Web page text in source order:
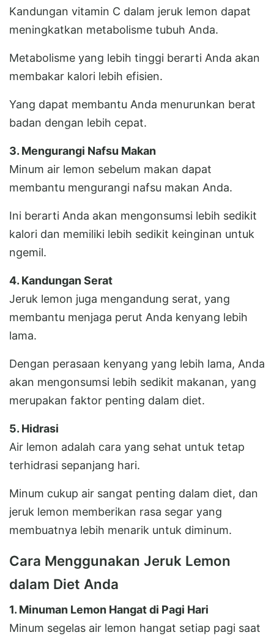
Kandungan vitamin C dalam jeruk lemon dapat
meningkatkan metabolisme tubuh Anda.
Metabolisme yang lebih tinggi berarti Anda akan
membakar kalori lebih efisien.
Yang dapat membantu Anda menurunkan berat
badan dengan lebih cepat.
3. Mengurangi Nafsu Makan
Minum air lemon sebelum makan dapat
membantu mengurangi nafsu makan Anda.
Ini berarti Anda akan mengonsumsi lebih sedikit
kalori dan memiliki lebih sedikit keinginan untuk
ngemil.
4. Kandungan Serat
Jeruk lemon juga mengandung serat, yang
membantu menjaga perut Anda kenyang lebih
lama.
Dengan perasaan kenyang yang lebih lama, Anda
akan mengonsumsi lebih sedikit makanan, yang
merupakan faktor penting dalam diet.
5. Hidrasi
Air lemon adalah cara yang sehat untuk tetap
terhidrasi sepanjang hari.
Minum cukup air sangat penting dalam diet, dan
jeruk lemon memberikan rasa segar yang
membuatnya lebih menarik untuk diminum.
Cara Menggunakan Jeruk Lemon
dalam Diet Anda
1. Minuman Lemon Hangat di Pagi Hari
Minum segelas air lemon hangat setiap pagi saat